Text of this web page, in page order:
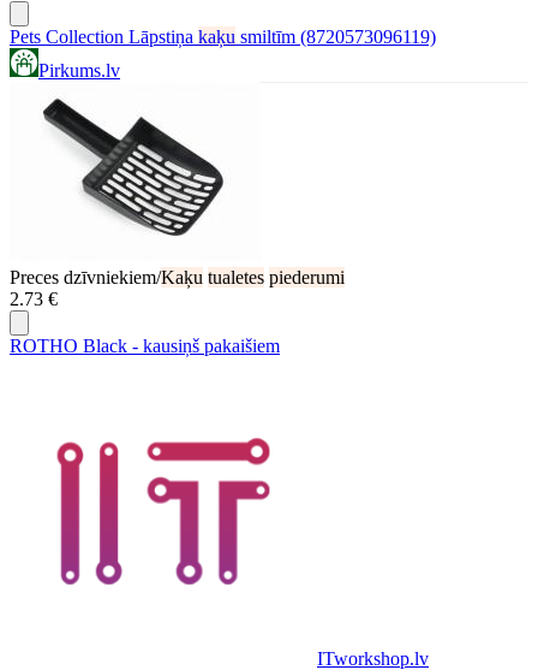
Pets Collection Lāpstiņa kaķu smiltīm (8720573096119)
Pirkums.lv
Preces dzīvniekiem/Kaķu tualetes piederumi
2.73 €
ROTHO Black - kausiņš pakaišiem
ITworkshop.lv